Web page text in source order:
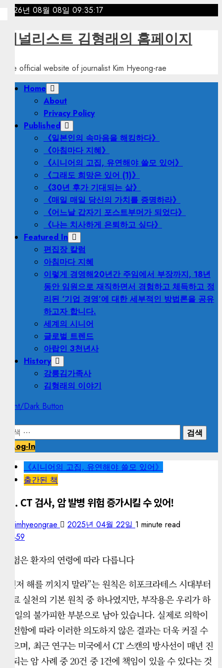
Skip
content
2026년 08월 08일 09:35:18
저널리스트 김형래의 홈페이지
The official website of journalist Kim Hyeong-rae
PrimaryHome
About
Privacy Policy
Published
《일본인의 속마음을 해킹하다》
《아침마다 지혜》
《시니어의 고집, 유연해야 쓸모 있어》
《그래도 희망은 있어 (1)》
《30년 후가 기대되는 삶》
《매일 매일 당신의 가치를 증명하라》
《어느날 갑자기 포스트부머가 되었다》
《나는 치사하게 은퇴하고 싶다》
Featured In
편집장 칼럼
아침마다 지혜
이렇게 경영해20년간 주임에서 부장까지, 18년
동안 임원으로 재직하면서 경험하고 체득하고 정
리된 ‘기업 경영’에 대한 세부적인 방법론을 공유
하고자 합니다.
세계의 시니어
글로벌 트렌드
아랍인 3천년사
History
강릉김가족사
김형래의 이야기
Light/Dark Button
Log-In
《시니어의 고집, 유연해야 쓸모 있어》
출간된 책
69. CT 검사, 암 발병 위험 증가시킬 수 있어!
kimhyeongrae 2025년 04월 22일 1 minute read
459
위험은 환자의 연령에 따라 다릅니다
“먼저 해를 끼치지 말라”는 원칙은 히포크라테스 시대부터
의료 실천의 기본 원칙 중 하나였지만, 부작용은 우리가 하
는 일의 불가피한 부분으로 남아 있습니다. 실제로 의학이
발전함에 따라 이러한 의도하지 않은 결과는 더욱 커질 수
있으며, 최근 연구는 미국에서 CT 스캔의 방사선이 매년 진
단되는 암 사례 중 20건 중 1건에 책임이 있을 수 있다는 것